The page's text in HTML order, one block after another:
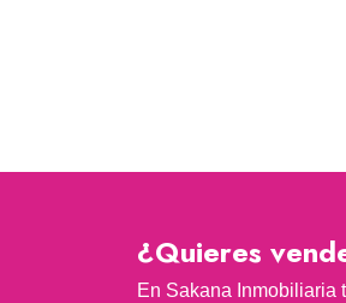
¿Quieres
En Sakana Inmobiliaria